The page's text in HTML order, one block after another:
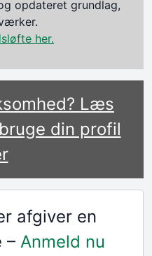
opdateret grundlag,
her.
Læs
din profil
afgiver en
– Anmeld nu